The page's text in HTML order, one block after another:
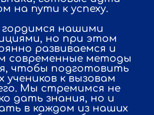
на пути к успеху.
нашими
но при этом
развиваемся и
современные методы
чтобы подготовить
учеников к вызовам
Мы стремимся не
дать знания, но и
в каждом из наших